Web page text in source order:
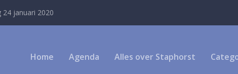
24 januari 2020
Home Agenda Alles over Staphorst